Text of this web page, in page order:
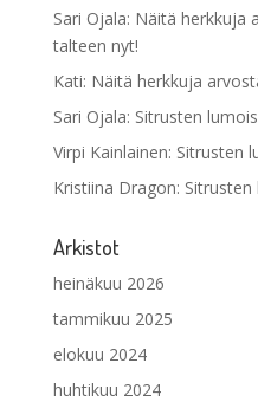
Sari Ojala: Näitä herkkuja
talteen nyt!
Kati: Näitä herkkuja
Sari Ojala: Sitrusten
Virpi Kainlainen: Sitrusten
Kristiina Dragon: Sitrusten
Arkistot
heinäkuu 2026
tammikuu 2025
elokuu 2024
huhtikuu 2024